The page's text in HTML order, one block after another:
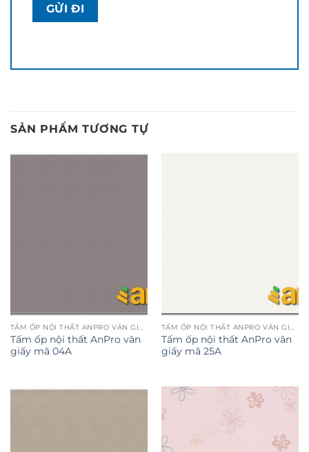
SẢN PHẨM TƯƠNG TỰ
TẤM ỐP NỘI THẤT ANPRO VÂN GIẤY
Tấm ốp nội thất AnPro vân
giấy mã 04A
TẤM ỐP NỘI THẤT ANPRO VÂN GIẤY
Tấm ốp nội thất AnPro vân
giấy mã 25A